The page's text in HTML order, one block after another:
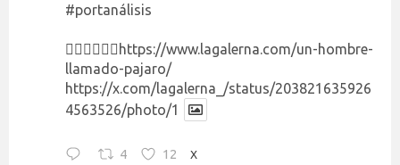
#portanálisis
👉🏻👉🏻👉🏻 https://www.lagalerna.com/un-hombre-
llamado-pajaro/
https://x.com/lagalerna_/status/203821635926
4563526/photo/1
4 12 X